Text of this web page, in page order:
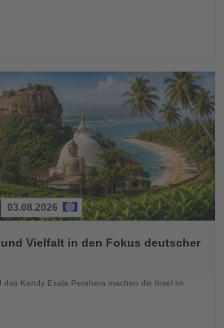
03.08.2026
Vielfalt in den Fokus deutscher
Kandy Esala Perahera machen die Insel im